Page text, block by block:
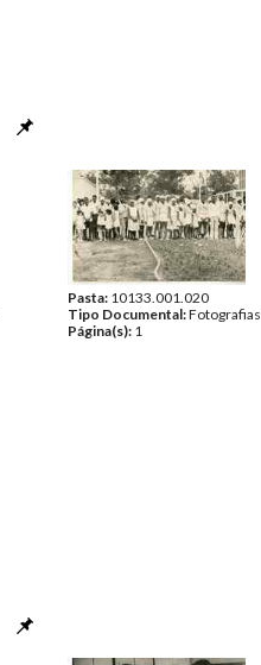
Pasta: 10133.001.020
Tipo Documental:Fotografias
Página(s): 1